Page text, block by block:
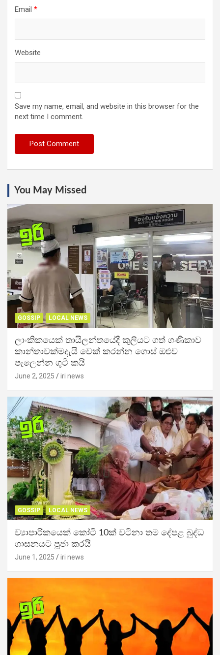
Email *
Website
Save my name, email, and website in this browser for the
next time I comment.
You May Missed
GOSSIP LOCAL NEWS
ලාංකිකයෙක් තායිලන්තයේදී කුලියට ගත් ගණිකාව
කාන්තාවක්මදැයි චෙක් කරන්න ගොස් ඔළුව
පැලෙන්න ගුටි කයි
June 2, 2025 iri news
GOSSIP LOCAL NEWS
ව්‍යාපාරිකයෙක් කෝටි 10ක් වටිනා තම දේපළ බුද්ධ
ශාසනයට පූජා කරයි
June 1, 2025 iri news